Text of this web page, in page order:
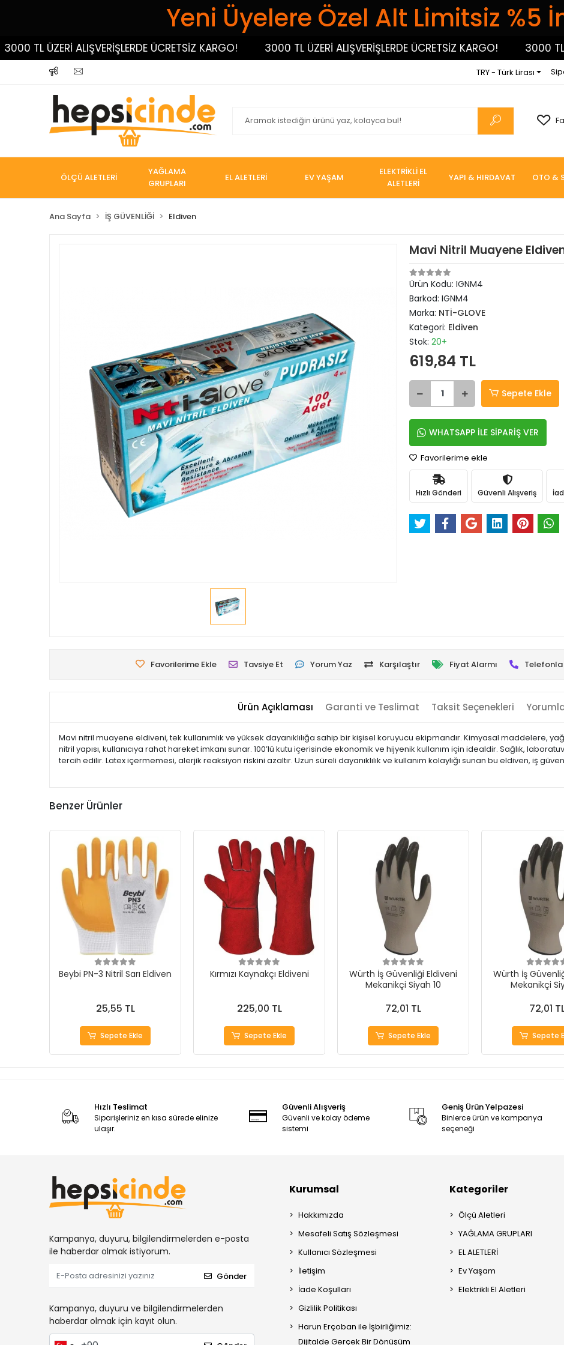
Yeni Üyelere Özel Alt Limitsiz %5
ÜZERİ ALIŞVERİŞLERDE ÜCRETSİZ KARGO! 3000 TL ÜZERİ ALIŞVERİŞLERDE ÜCRETSİZ KARGO! 3000 TL
TRY - Türk Lirası
ÖLÇÜ ALETLERİ
YAĞLAMA
GRUPLARI
EL ALETLERİ EV YAŞAM
ELEKTRİKLİ EL
ALETLERİ
YAPI & HIRDAVAT OTO &
Ana Sayfa İŞ GÜVENLİĞİ Eldiven
Mavi Nitril Muayene
Ürün Kodu: IGNM4
Barkod: IGNM4
Marka: NTİ-GLOVE
Kategori: Eldiven
Stok: 20+
619,84 TL
Sepete Ekle
WHATSAPP İLE SİPARİŞ VER
Favorilerime ekle
Hızlı Gönderi Güvenli Alışveriş
Favorilerime Ekle Tavsiye Et Yorum Yaz Karşılaştır Fiyat Alarmı Telefonla
Ürün Açıklaması Garanti ve Teslimat Taksit Seçenekleri
Mavi nitril muayene eldiveni, tek kullanımlık ve yüksek dayanıklılığa sahip bir kişisel koruyucu ekipmandır. Kimyasal maddelere,
nitril yapısı, kullanıcıya rahat hareket imkanı sunar. 100’lü kutu içerisinde ekonomik ve hijyenik kullanım için idealdir. Sağlık,
tercih edilir. Latex içermemesi, alerjik reaksiyon riskini azaltır. Uzun süreli dayanıklılık ve kullanım kolaylığı sunan bu eldiven, iş
Benzer Ürünler
Beybi PN-3 Nitril Sarı Eldiven
25,55 TL
Sepete Ekle
Kırmızı Kaynakçı Eldiveni
225,00 TL
Sepete Ekle
Würth İş Güvenliği Eldiveni
Mekanikçi Siyah 10
72,01 TL
Sepete Ekle
Würth İş
Mekanikçi
72,01
Sepete
Hızlı Teslimat
Siparişleriniz en kısa sürede elinize
ulaşır.
Güvenli Alışveriş
Güvenli ve kolay ödeme
sistemi
Geniş Ürün Yelpazesi
Binlerce ürün ve kampanya
seçeneği
Kampanya, duyuru, bilgilendirmelerden e-posta
ile haberdar olmak istiyorum.
Gönder
Kampanya, duyuru ve bilgilendirmelerden
haberdar olmak için kayıt olun.
Kurumsal
Hakkımızda
Mesafeli Satış Sözleşmesi
Kullanıcı Sözleşmesi
İletişim
İade Koşulları
Gizlilik Politikası
Harun Erçoban ile İşbirliğimiz:
Dijitalde Gerçek Bir Dönüşüm
Kategoriler
Ölçü Aletleri
YAĞLAMA GRUPLARI
EL ALETLERİ
Ev Yaşam
Elektrikli El Aletleri